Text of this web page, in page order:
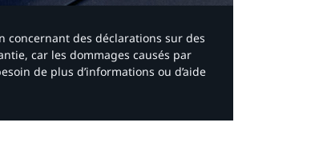
concernant des déclarations sur des
car les dommages causés par
de plus d’informations ou d’aide